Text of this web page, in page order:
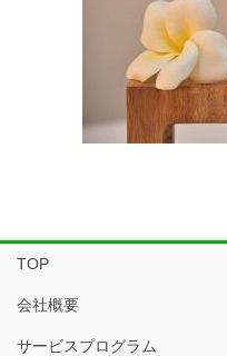
TOP
会社概要
サービスプログラム